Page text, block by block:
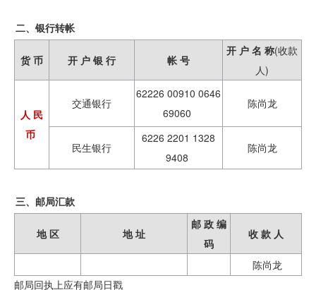
二、银行转帐
货 币 开 户 银 行 帐 号
开 户 名 称(收款
人)
人 民
币
交通银行
62226 00910 0646
69060
陈尚龙
民生银行
6226 2201 1328
9408
陈尚龙
三、邮局汇款
地 区 地 址
邮 政 编
码
收 款 人
陈尚龙
邮局回执上应有邮局日戳